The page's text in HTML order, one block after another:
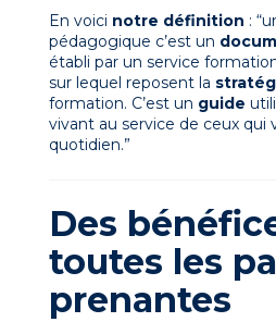
En voici notre définition :
pédagogique c’est un
établi par un service
sur lequel reposent la
formation. C’est un guide
vivant au service de ceux qui
quotidien.”
Des
toutes les
prenantes